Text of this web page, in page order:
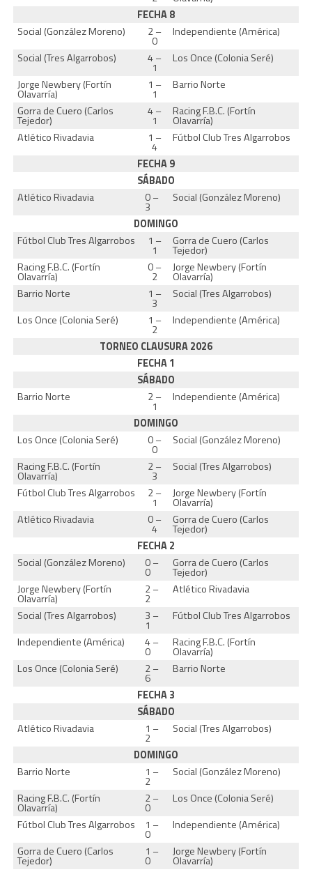
FECHA 8
Social (González Moreno)
2 –
0
Independiente (América)
Social (Tres Algarrobos)
4 –
1
Los Once (Colonia Seré)
Jorge Newbery (Fortín
Olavarría)
1 –
1
Barrio Norte
Gorra de Cuero (Carlos
Tejedor)
4 –
1
Racing F.B.C. (Fortín
Olavarría)
Atlético Rivadavia
1 –
4
Fútbol Club Tres Algarrobos
FECHA 9
SÁBADO
Atlético Rivadavia
0 –
3
Social (González Moreno)
DOMINGO
Fútbol Club Tres Algarrobos
1 –
1
Gorra de Cuero (Carlos
Tejedor)
Racing F.B.C. (Fortín
Olavarría)
0 –
2
Jorge Newbery (Fortín
Olavarría)
Barrio Norte
1 –
3
Social (Tres Algarrobos)
Los Once (Colonia Seré)
1 –
2
Independiente (América)
TORNEO CLAUSURA 2026
FECHA 1
SÁBADO
Barrio Norte
2 –
1
Independiente (América)
DOMINGO
Los Once (Colonia Seré)
0 –
0
Social (González Moreno)
Racing F.B.C. (Fortín
Olavarría)
2 –
3
Social (Tres Algarrobos)
Fútbol Club Tres Algarrobos
2 –
1
Jorge Newbery (Fortín
Olavarría)
Atlético Rivadavia
0 –
4
Gorra de Cuero (Carlos
Tejedor)
FECHA 2
Social (González Moreno)
0 –
0
Gorra de Cuero (Carlos
Tejedor)
Jorge Newbery (Fortín
Olavarría)
2 –
2
Atlético Rivadavia
Social (Tres Algarrobos)
3 –
1
Fútbol Club Tres Algarrobos
Independiente (América)
4 –
0
Racing F.B.C. (Fortín
Olavarría)
Los Once (Colonia Seré)
2 –
6
Barrio Norte
FECHA 3
SÁBADO
Atlético Rivadavia
1 –
2
Social (Tres Algarrobos)
DOMINGO
Barrio Norte
1 –
2
Social (González Moreno)
Racing F.B.C. (Fortín
Olavarría)
2 –
0
Los Once (Colonia Seré)
Fútbol Club Tres Algarrobos
1 –
0
Independiente (América)
Gorra de Cuero (Carlos
Tejedor)
1 –
0
Jorge Newbery (Fortín
Olavarría)